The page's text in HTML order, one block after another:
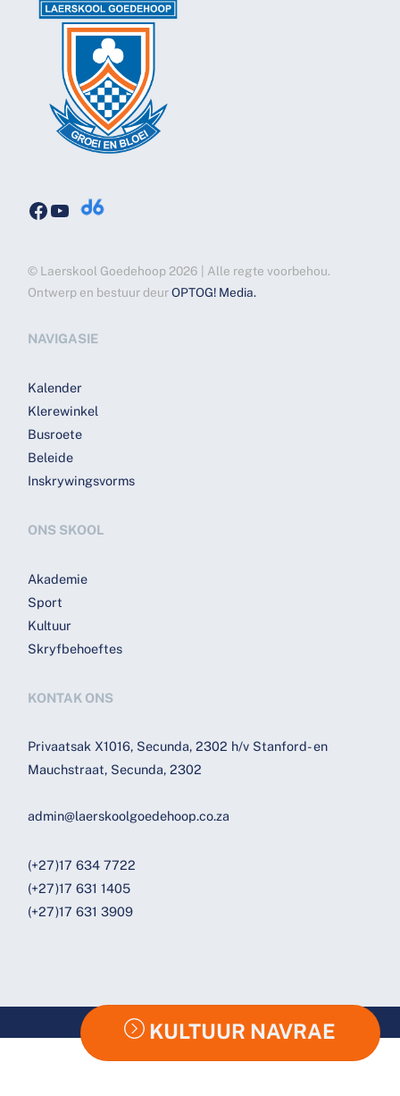
KULTUUR NAVRAE
Facebook
YouTube
© Laerskool Goedehoop 2026 | Alle regte voorbehou.
Ontwerp en bestuur deurOPTOG! Media.
NAVIGASIE
Kalender
Klerewinkel
Busroete
Beleide
Inskrywingsvorms
ONS SKOOL
Akademie
Sport
Kultuur
Skryfbehoeftes
KONTAK ONS
Privaatsak X1016, Secunda, 2302 h/v Stanford- en
Mauchstraat, Secunda, 2302
admin@laerskoolgoedehoop.co.za
(+27)17 634 7722
(+27)17 631 1405
(+27)17 631 3909